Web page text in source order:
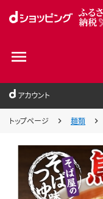
アカウント
トップページ 麺類